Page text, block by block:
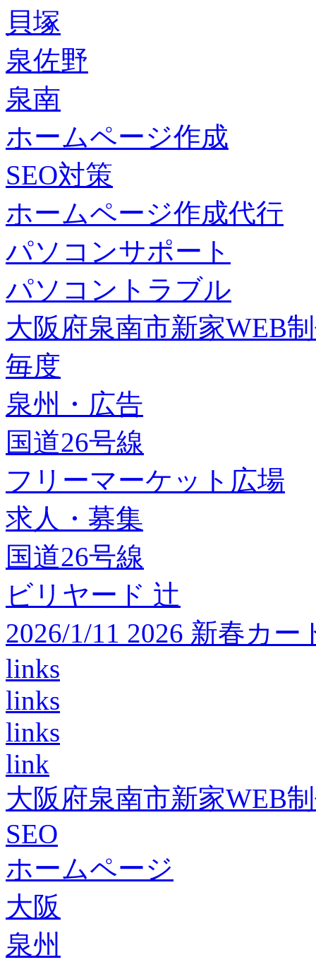
貝塚
泉佐野
泉南
ホームページ作成
SEO対策
ホームページ作成代行
パソコンサポート
パソコントラブル
大阪府泉南市新家WEB
毎度
泉州・広告
国道26号線
フリーマーケット広場
求人・募集
国道26号線
ビリヤード 辻
2026/1/11 2026 新春カ
links
links
links
link
大阪府泉南市新家WEB
SEO
ホームページ
大阪
泉州